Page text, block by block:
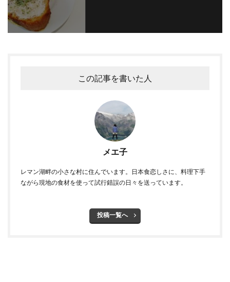
この記事を書いた人
メエ子
レマン湖畔の小さな村に住んでいます。日本食恋しさに、料理下手
ながら現地の食材を使って試行錯誤の日々を送っています。
投稿一覧へ